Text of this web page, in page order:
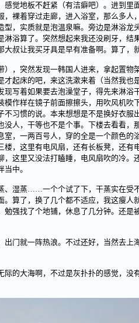
觉地板不赶紧（有洁癖吧）。进到里
裸着穿过走廊，进入浴室，那么多人
，实质就是泡温泉嘛。旁边是淋浴龙
浴算了。突然想起来我还没刷牙，结
叔让我买牙具是早有准备啊。算了，
，突然发现一韩国人进来，拿起置物
起床的吧，来这洗漱来着（当然我也
写着如果要去泡澡堂子，得先来淋浴
作样在镜子前面擦擦头，用吹风机吹
习惯的说。本来想想是不是换好衣服
人，干等也不是个事。下楼去看看，
，一两百号人，穿的全是一个颜色的
，这里有电风扇，还有长板凳，还有
这里又没法打瞌睡，电风扇吹的冷。
中。
湿蒸……一个个试了下，干蒸实在受
算了，换了几个都不适应，我这瘦人
强找了个地铺，休息了几分钟。还是
门就一阵热浪。不过还好，当然去上
的大海啊，不过是灰扑扑的感觉，没